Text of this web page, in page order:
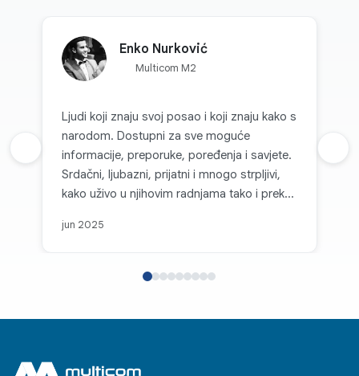
Enko Nurković
Multicom M2
Ljudi koji znaju svoj posao i koji znaju kako s
narodom. Dostupni za sve moguće
informacije, preporuke, poređenja i savjete.
Srdačni, ljubazni, prijatni i mnogo strpljivi,
kako uživo u njihovim radnjama tako i preko
za Multicom d.o.o. i sve pohvale za takvu
slobodno reći, parira velikim firmama i
Bilo da se radi o podršci, savjetovanju ili
jun 2025
Prethodna recenzija